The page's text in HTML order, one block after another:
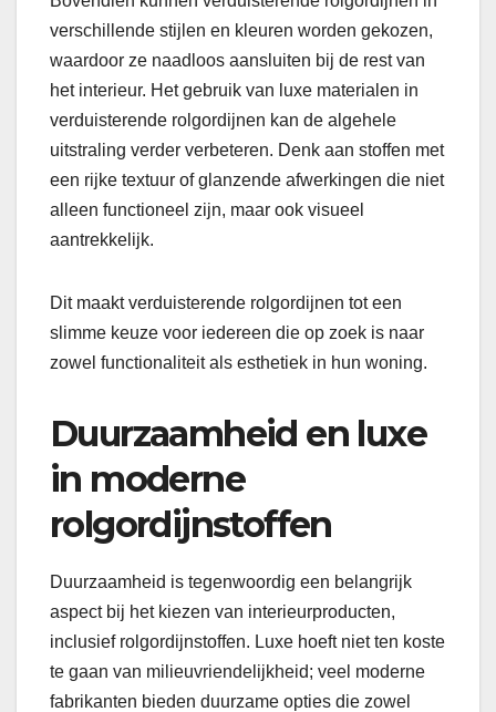
verschillende stijlen en kleuren worden gekozen,
waardoor ze naadloos aansluiten bij de rest van
het interieur. Het gebruik van luxe materialen in
verduisterende rolgordijnen kan de algehele
uitstraling verder verbeteren. Denk aan stoffen met
een rijke textuur of glanzende afwerkingen die niet
alleen functioneel zijn, maar ook visueel
aantrekkelijk.
Dit maakt verduisterende rolgordijnen tot een
slimme keuze voor iedereen die op zoek is naar
zowel functionaliteit als esthetiek in hun woning.
Duurzaamheid en luxe
in moderne
rolgordijnstoffen
Duurzaamheid is tegenwoordig een belangrijk
aspect bij het kiezen van interieurproducten,
inclusief rolgordijnstoffen. Luxe hoeft niet ten koste
te gaan van milieuvriendelijkheid; veel moderne
fabrikanten bieden duurzame opties die zowel